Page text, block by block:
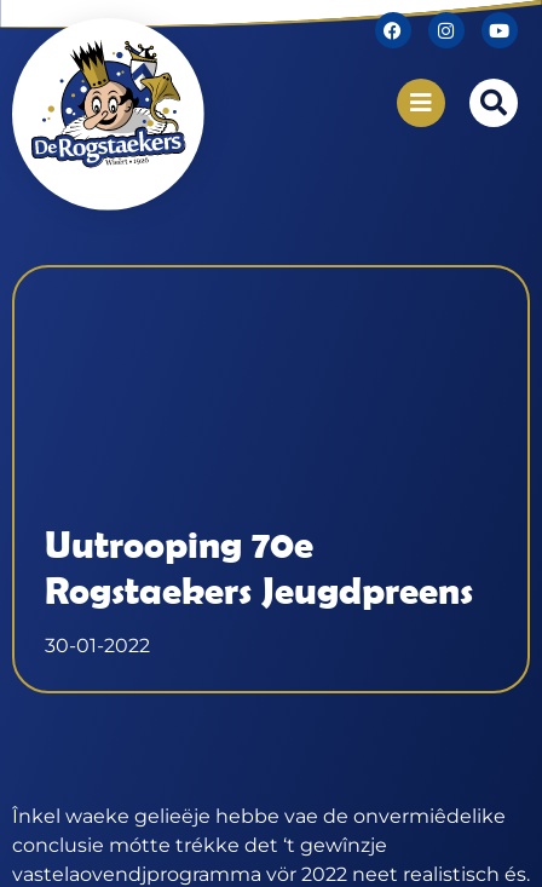
Uutrooping 70e
Rogstaekers Jeugdpreens
30-01-2022
Înkel waeke gelieëje hebbe vae de onvermiêdelike
conclusie mótte trékke det ‘t gewînzje
vastelaovendjprogramma vör 2022 neet realistisch és.